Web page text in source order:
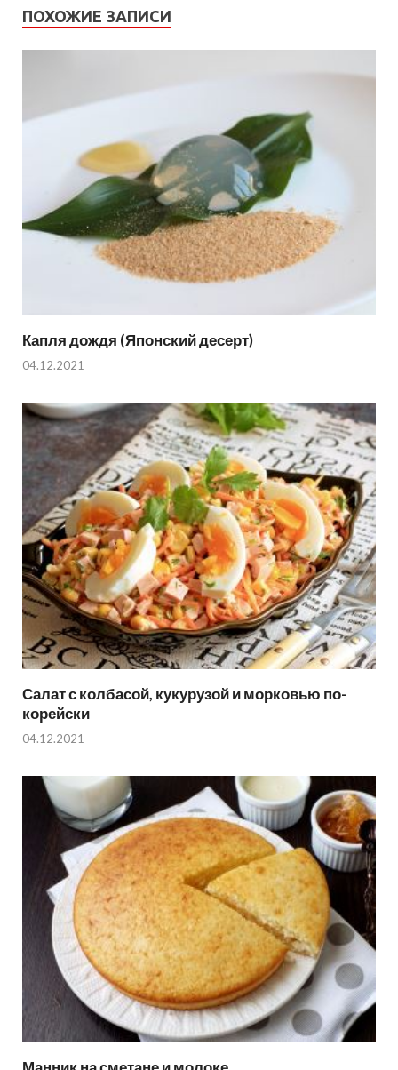
ПОХОЖИЕ ЗАПИСИ
Капля дождя (Японский десерт)
04.12.2021
Салат с колбасой, кукурузой и морковью по-
корейски
04.12.2021